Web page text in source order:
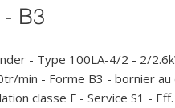
B3
- Type 100LA-4/2 - 2/
min - Forme B3 - bornier au
classe F - Service S1 -